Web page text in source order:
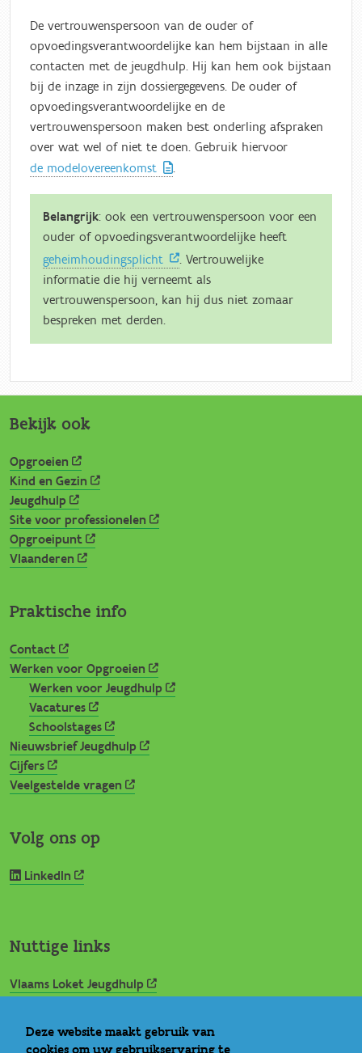
Deze website maakt gebruik van
cookies om uw gebruikservaring te
De vertrouwenspersoon van de ouder of
opvoedingsverantwoordelijke kan hem bijstaan in alle
contacten met de jeugdhulp. Hij kan hem ook bijstaan
bij de inzage in zijn dossiergegevens. De ouder of
opvoedingsverantwoordelijke en de
vertrouwenspersoon maken best onderling afspraken
over wat wel of niet te doen. Gebruik hiervoor
de modelovereenkomst
.
Belangrijk: ook een vertrouwenspersoon voor een
ouder of opvoedingsverantwoordelijke heeft
geheimhoudingsplicht
. Vertrouwelijke
informatie die hij verneemt als
vertrouwenspersoon, kan hij dus niet zomaar
bespreken met derden.
Bekijk ook
Opgroeien
Kind en Gezin
Jeugdhulp
Site voor professionelen
Opgroeipunt
Vlaanderen
Praktische info
Contact
Werken voor Opgroeien
Werken voor Jeugdhulp
Vacatures
Schoolstages
Nieuwsbrief Jeugdhulp
Cijfers
Veelgestelde vragen
Volg ons op
LinkedIn
Nuttige links
Vlaams Loket Jeugdhulp
Rechtspositie minderjarige